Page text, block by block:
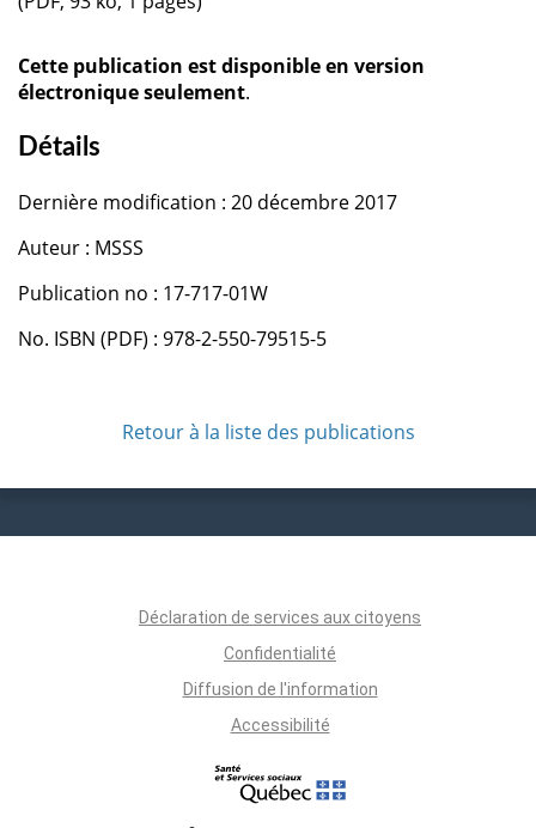
Cette publication est disponible en version
électronique seulement.
Détails
Dernière modification : 20 décembre 2017
Auteur : MSSS
Publication no : 17-717-01W
No. ISBN (PDF) : 978-2-550-79515-5
Retour à la liste des publications
Déclaration de services aux citoyens
Confidentialité
Diffusion de l'information
Accessibilité